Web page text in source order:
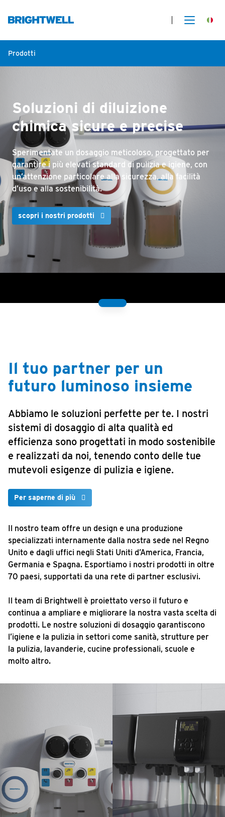
Prodotti
Soluzioni di diluizione
chimica sicure e precise
Sperimentate un dosaggio meticoloso, progettato per
garantire i più elevati standard di pulizia e igiene, con
un’attenzione particolare alla sicurezza, alla facilità
d’uso e alla sostenibilità.
scopri i nostri prodotti
Il tuo partner per un
futuro luminoso insieme
Abbiamo le soluzioni perfette per te. I nostri
sistemi di dosaggio di alta qualità ed
efficienza sono progettati in modo sostenibile
e realizzati da noi, tenendo conto delle tue
mutevoli esigenze di pulizia e igiene.
Per saperne di più
Il nostro team offre un design e una produzione
specializzati internamente dalla nostra sede nel Regno
Unito e dagli uffici negli Stati Uniti d’America, Francia,
Germania e Spagna. Esportiamo i nostri prodotti in oltre
70 paesi, supportati da una rete di partner esclusivi.
Il team di Brightwell è proiettato verso il futuro e
continua a ampliare e migliorare la nostra vasta scelta di
prodotti. Le nostre soluzioni di dosaggio garantiscono
l’igiene e la pulizia in settori come sanità, strutture per
la pulizia, lavanderie, cucine professionali, scuole e
molto altro.